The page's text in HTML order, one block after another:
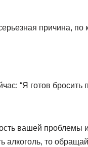
причина, по
“Я готов
вашей проблемы
алкоголь, то